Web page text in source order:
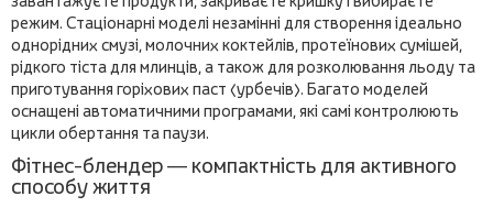
режим. Стаціонарні моделі незамінні для створення ідеально
однорідних смузі, молочних коктейлів, протеїнових сумішей,
рідкого тіста для млинців, а також для розколювання льоду та
приготування горіхових паст (урбечів). Багато моделей
оснащені автоматичними програмами, які самі контролюють
цикли обертання та паузи.
Фітнес-блендер — компактність для активного
способу життя